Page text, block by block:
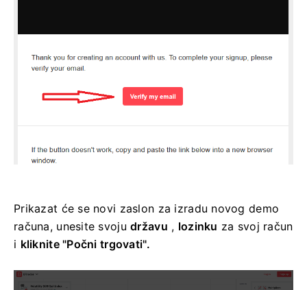
Prikazat će se novi zaslon za izradu novog demo
računa, unesite svojudržavu , lozinku za svoj račun
i kliknite "Počni trgovati".